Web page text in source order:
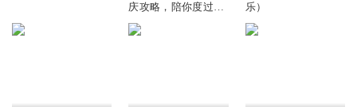
庆攻略，陪你度过黄
金周
乐）